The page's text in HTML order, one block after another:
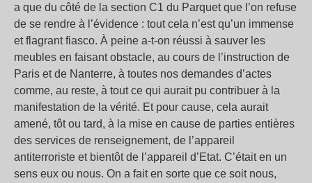
a que du côté de la section C1 du Parquet que l’on refuse
de se rendre à l’évidence : tout cela n’est qu’un immense
et flagrant fiasco. À peine a-t-on réussi à sauver les
meubles en faisant obstacle, au cours de l’instruction de
Paris et de Nanterre, à toutes nos demandes d’actes
comme, au reste, à tout ce qui aurait pu contribuer à la
manifestation de la vérité. Et pour cause, cela aurait
amené, tôt ou tard, à la mise en cause de parties entières
des services de renseignement, de l’appareil
antiterroriste et bientôt de l’appareil d’Etat. C’était en un
sens eux ou nous. On a fait en sorte que ce soit nous,